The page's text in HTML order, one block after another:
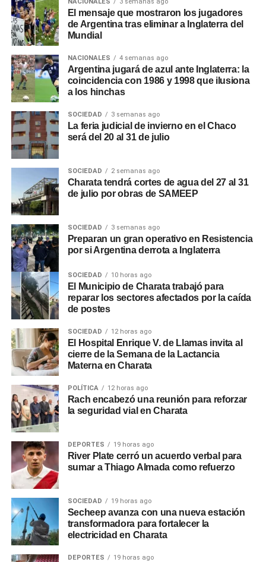
El mensaje que mostraron los jugadores
de Argentina tras eliminar a Inglaterra del
Mundial
NACIONALES 4 semanas ago
Argentina jugará de azul ante Inglaterra: la
coincidencia con 1986 y 1998 que ilusiona
a los hinchas
SOCIEDAD 3 semanas ago
La feria judicial de invierno en el Chaco
será del 20 al 31 de julio
SOCIEDAD 2 semanas ago
Charata tendrá cortes de agua del 27 al 31
de julio por obras de SAMEEP
SOCIEDAD 3 semanas ago
Preparan un gran operativo en Resistencia
por si Argentina derrota a Inglaterra
SOCIEDAD 10 horas ago
El Municipio de Charata trabajó para
reparar los sectores afectados por la caída
de postes
SOCIEDAD 12 horas ago
El Hospital Enrique V. de Llamas invita al
cierre de la Semana de la Lactancia
Materna en Charata
POLÍTICA 12 horas ago
Rach encabezó una reunión para reforzar
la seguridad vial en Charata
DEPORTES 19 horas ago
River Plate cerró un acuerdo verbal para
sumar a Thiago Almada como refuerzo
SOCIEDAD 19 horas ago
Secheep avanza con una nueva estación
transformadora para fortalecer la
electricidad en Charata
DEPORTES 19 horas ago